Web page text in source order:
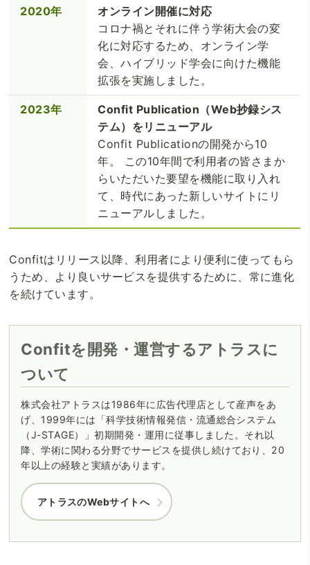
2020年
オンライン開催に対応
コロナ禍とそれに伴う学術大会の変
化に対応するため、オンライン学
会、ハイブリッド学会に向けた機能
拡張を実施しました。
2023年
Confit Publication（Web抄録シス
テム）をリニューアル
Confit Publicationの開発から10
年。 この10年間で利用者の皆さまか
らいただいた要望を機能に取り入れ
て、時代にあった新しいサイトにリ
ニューアルしました。
Confitはリリース以降、利用者により便利に使ってもら
うため、より良いサービスを提供するために、常に進化
を続けています。
Confitを開発・運営するアトラスに
ついて
株式会社アトラスは1986年に広告代理店として産声をあ
げ、1999年には「科学技術情報発信・流通総合システム
（J-STAGE）」初期開発・運用に従事しました。それ以
降、学術に関わる分野でサービスを提供し続けており、20
年以上の経験と実績があります。
アトラスのWebサイトへ